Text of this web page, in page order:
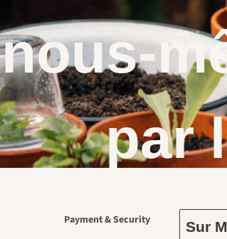
nous-
par
Sur
Payment & Security